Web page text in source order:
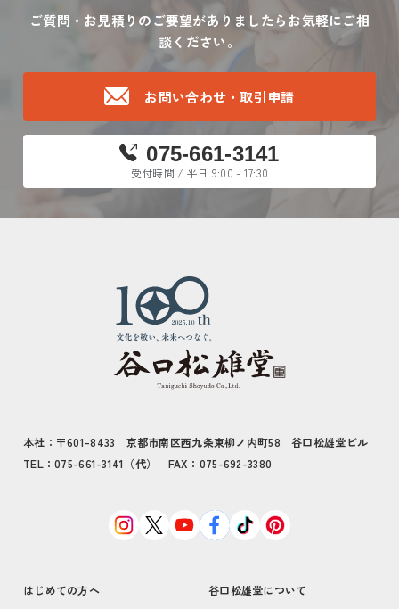
ご質問・お見積りのご要望がありましたらお気軽にご相
談ください。
お問い合わせ・取引申請
075-661-3141
受付時間 / 平日 9:00 - 17:30
本社：〒601-8433 京都市南区西九条東柳ノ内町58 谷口松雄堂ビル
TEL：075-661-3141（代） FAX：075-692-3380
はじめての方へ
谷口松雄堂について